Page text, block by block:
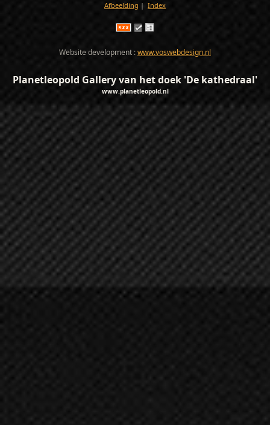
Afbeelding | Index
Website development :www.voswebdesign.nl
Planetleopold Gallery van het doek 'De kathedraal'
www.planetleopold.nl